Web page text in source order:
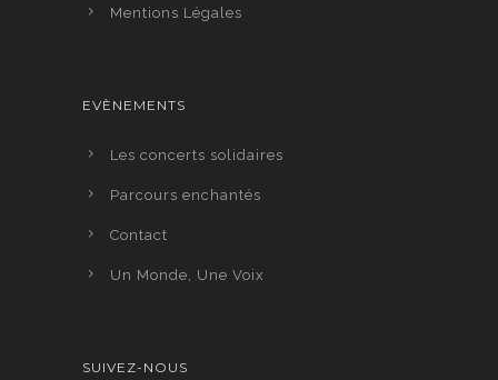
Mentions Légales
EVÈNEMENTS
Les concerts solidaires
Parcours enchantés
Contact
Un Monde, Une Voix
SUIVEZ-NOUS